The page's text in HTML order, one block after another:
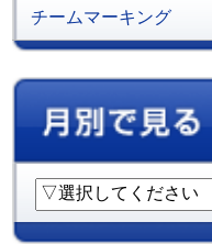
チームマーキング